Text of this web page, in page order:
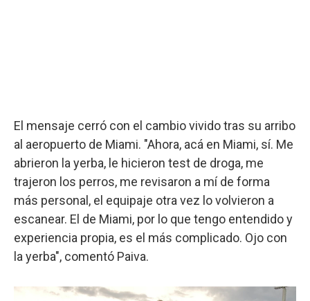
El mensaje cerró con el cambio vivido tras su arribo
al aeropuerto de Miami. "Ahora, acá en Miami, sí. Me
abrieron la yerba, le hicieron test de droga, me
trajeron los perros, me revisaron a mí de forma
más personal, el equipaje otra vez lo volvieron a
escanear. El de Miami, por lo que tengo entendido y
experiencia propia, es el más complicado. Ojo con
la yerba", comentó Paiva.